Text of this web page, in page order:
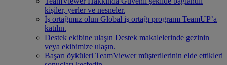
kişiler, yerler ve nesneler.
İş ortağımız olun Global iş ortağı programı TeamUP’a
katılın.
Destek ekibine ulaşın Destek makalelerinde gezinin
veya ekibimize ulaşın.
Başarı öyküleri TeamViewer müşterilerinin elde ettikleri